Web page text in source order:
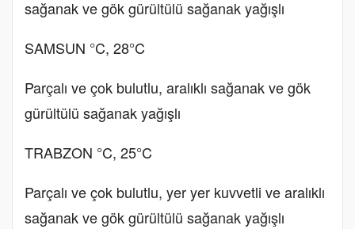
sağanak ve gök gürültülü sağanak yağışlı
SAMSUN °C, 28°C
Parçalı ve çok bulutlu, aralıklı sağanak ve gök
gürültülü sağanak yağışlı
TRABZON °C, 25°C
Parçalı ve çok bulutlu, yer yer kuvvetli ve aralıklı
sağanak ve gök gürültülü sağanak yağışlı